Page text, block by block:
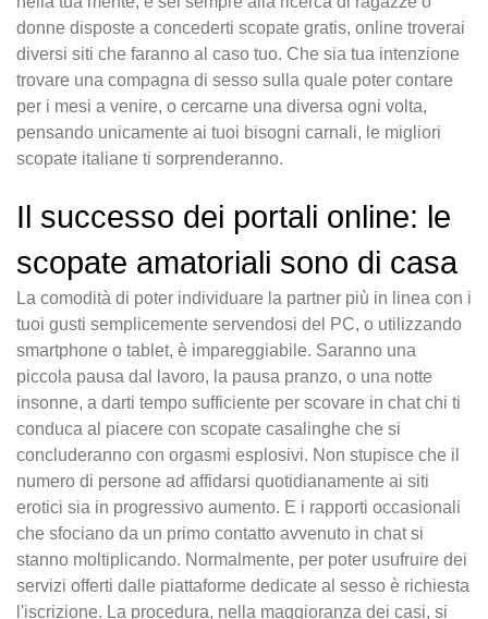
donne disposte a concederti scopate gratis, online troverai
diversi siti che faranno al caso tuo. Che sia tua intenzione
trovare una compagna di sesso sulla quale poter contare
per i mesi a venire, o cercarne una diversa ogni volta,
pensando unicamente ai tuoi bisogni carnali, le migliori
scopate italiane ti sorprenderanno.
Il successo dei portali online: le
scopate amatoriali sono di casa
La comodità di poter individuare la partner più in linea con i
tuoi gusti semplicemente servendosi del PC, o utilizzando
smartphone o tablet, è impareggiabile. Saranno una
piccola pausa dal lavoro, la pausa pranzo, o una notte
insonne, a darti tempo sufficiente per scovare in chat chi ti
conduca al piacere con scopate casalinghe che si
concluderanno con orgasmi esplosivi. Non stupisce che il
numero di persone ad affidarsi quotidianamente ai siti
erotici sia in progressivo aumento. E i rapporti occasionali
che sfociano da un primo contatto avvenuto in chat si
stanno moltiplicando. Normalmente, per poter usufruire dei
servizi offerti dalle piattaforme dedicate al sesso è richiesta
l'iscrizione. La procedura, nella maggioranza dei casi, si